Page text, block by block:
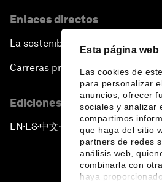
Esta página
Las cookies de
para personalizar
anuncios, ofrecer
sociales y analizar
compartimos
que haga del sitio
partners de redes
análisis web,
combinarla con
haya
A Conversation with John
Era of Disruption
Ending Corruption
Rebuilding Trust in the
The New Lead Characters
Enlaces directos
La sostenibilidad en el Foro
Carreras profesionales
Ediciones en otros idiomas
EN ▪ES▪中文▪ 日本語